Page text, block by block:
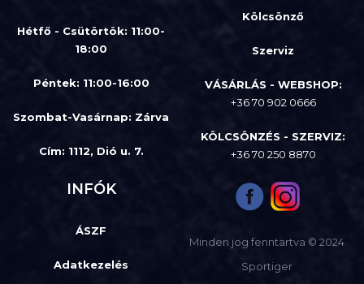
Hétfő - Csütörtök: 11:00-
18:00
Péntek: 11:00-16:00
Szombat-Vasárnap: Zárva
Cím: 1112, Dió u. 7.
Kölcsönző
Szerviz
VÁSÁRLÁS - WEBSHOP:
+36 70 902 0666
KÖLCSÖNZÉS - SZERVIZ:
+36 70 250 8870
INFÓK
ÁSZF
Adatkezelés
Minden jog fenntartva © 2024
Sportiger